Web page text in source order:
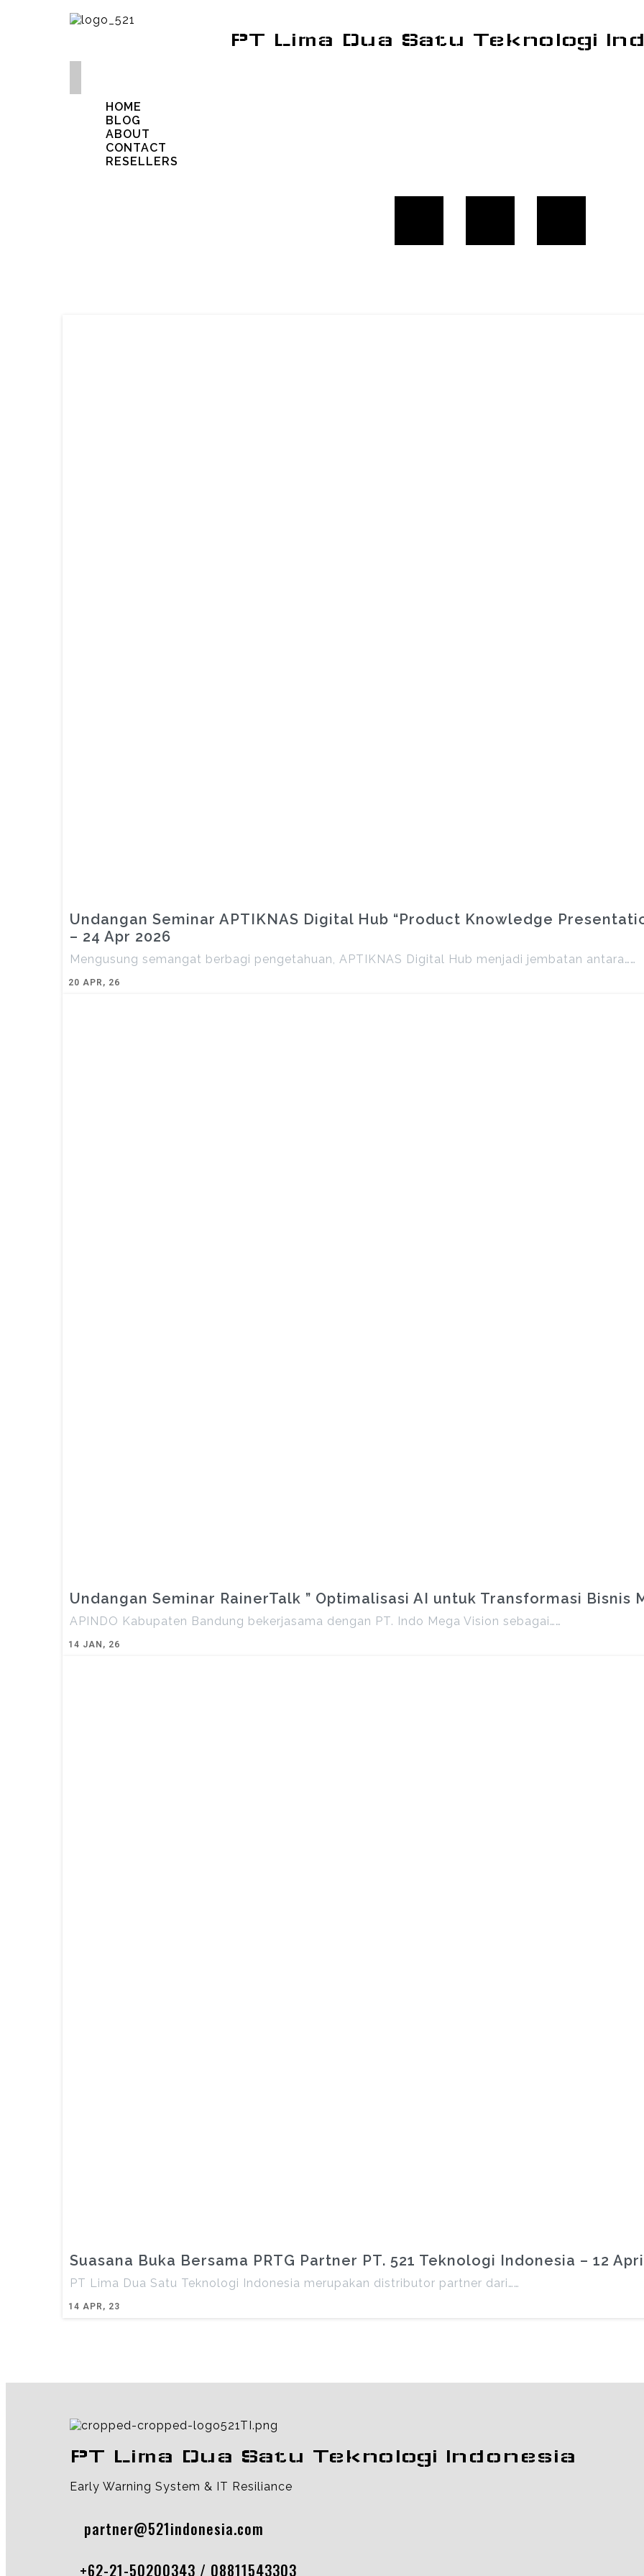
PT Lima Dua Satu Teknologi
HOME
BLOG
ABOUT
CONTACT
RESELLERS
Undangan Seminar APTIKNAS Digital Hub “Product Knowledge
– 24 Apr 2026
20 APR, 26
Mengusung semangat berbagi pengetahuan, APTIKNAS Digital Hub menjadi jembatan antara……
Undangan Seminar RainerTalk ” Optimalisasi AI untuk Transformasi Bisnis
14 JAN, 26
APINDO Kabupaten Bandung bekerjasama dengan PT. Indo Mega Vision sebagai……
Suasana Buka Bersama PRTG Partner PT. 521 Teknologi Indonesia – 12
14 APR, 23
PT Lima Dua Satu Teknologi Indonesia merupakan distributor partner dari……
PT Lima Dua Satu Teknologi Indonesia
Early Warning System & IT Resiliance
partner@521indonesia.com
+62-21-50200343 / 08811543303